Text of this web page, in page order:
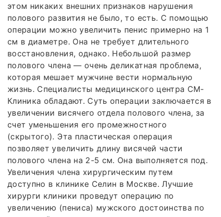
этом никаких внешних признаков нарушения
полового развития не было, то есть. С помощью
операции можно увеличить пенис примерно на 1
см в диаметре. Она не требует длительного
восстановления, однако. Небольшой размер
полового члена — очень деликатная проблема,
которая мешает мужчине вести нормальную
жизнь. Специалисты медицинского центра СМ-
Клиника обладают. Суть операции заключается в
увеличении висячего отдела полового члена, за
счет уменьшения его промежностного
(скрытого). Эта пластическая операция
позволяет увеличить длину висячей части
полового члена на 2-5 см. Она выполняется под.
Увеличения члена хирургическим путем
доступно в клинике Селин в Москве. Лучшие
хирурги клиники проведут операцию по
увеличению (пениса) мужского достоинства по